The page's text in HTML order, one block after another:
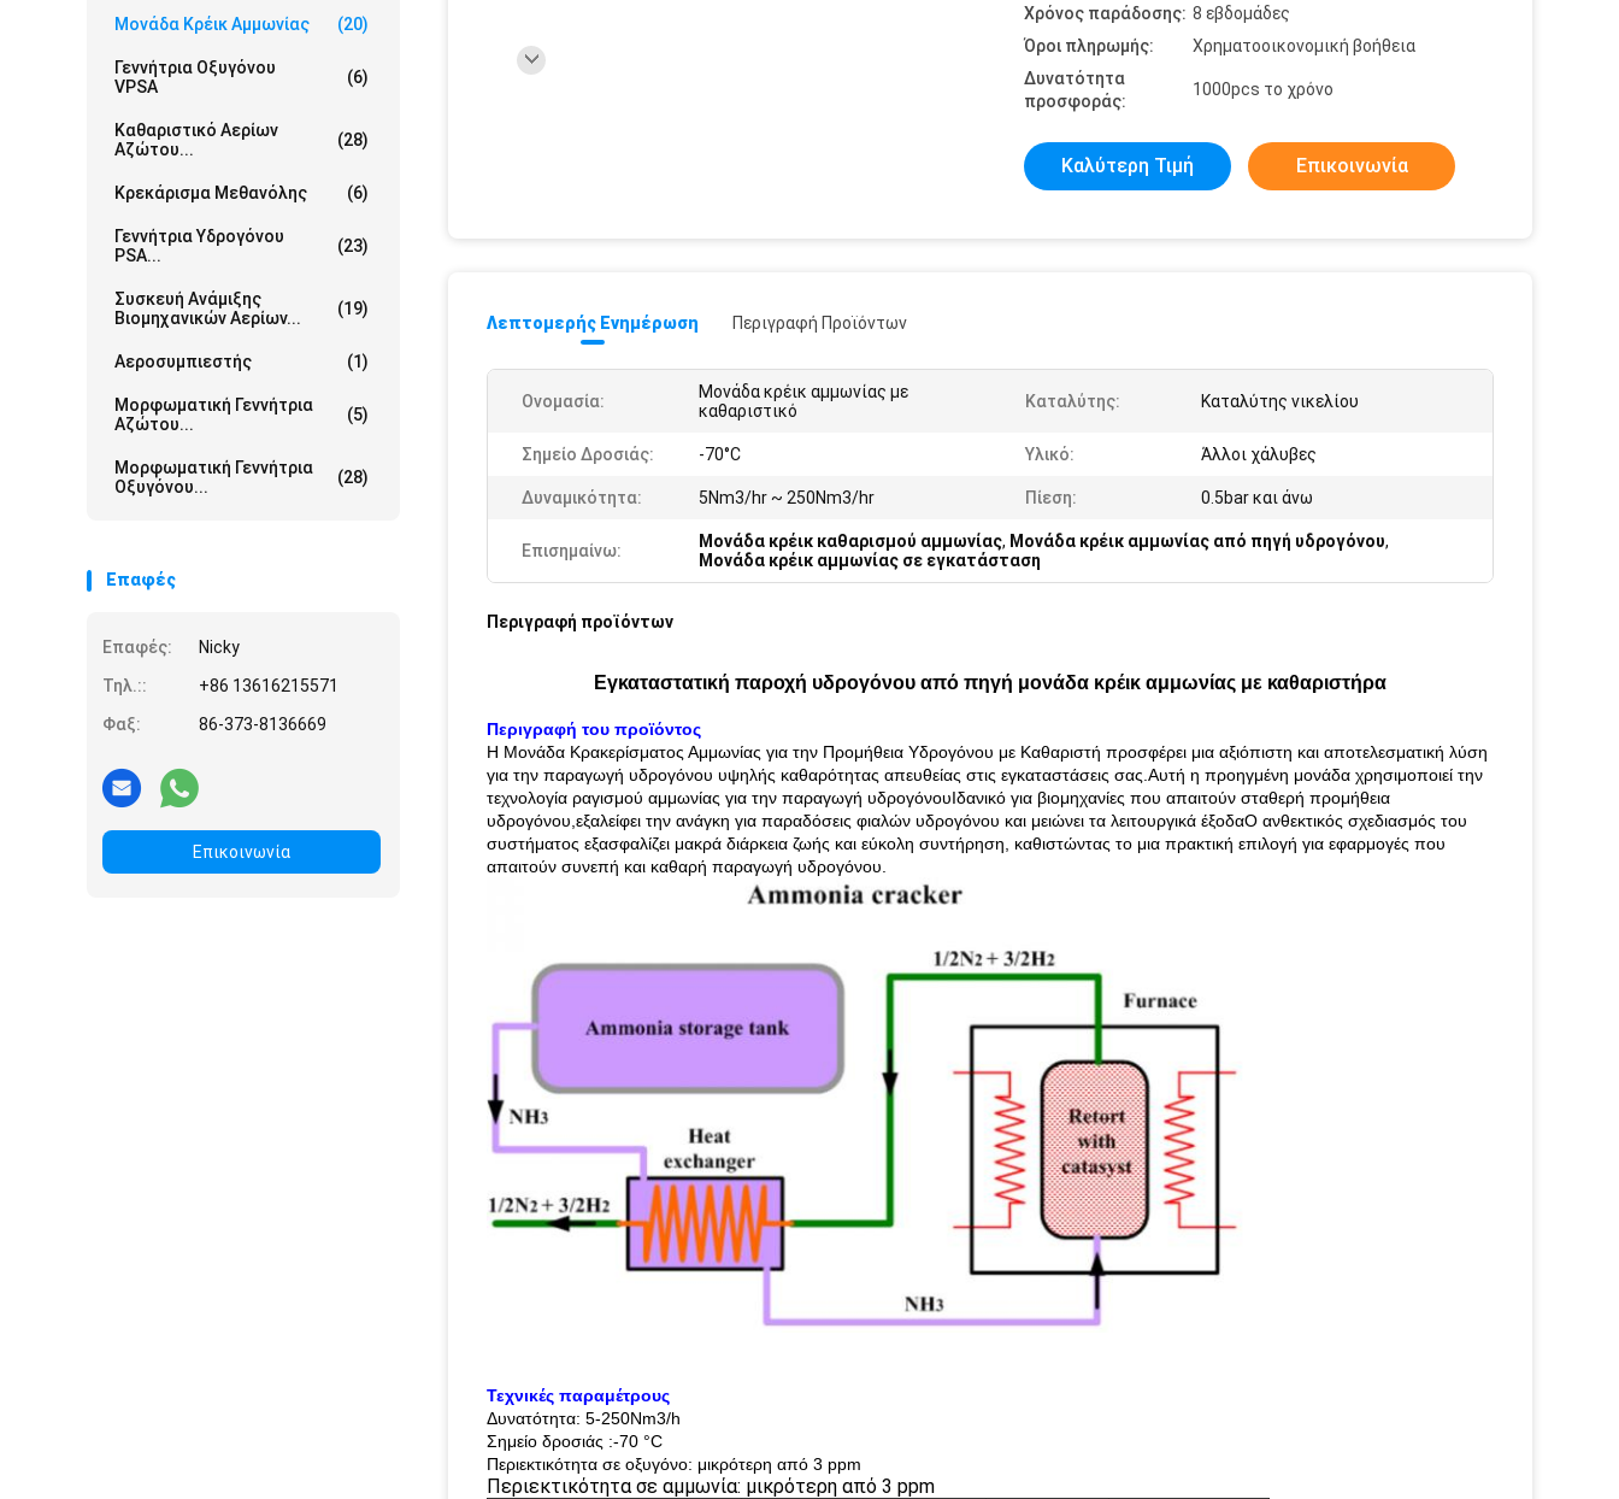
Μονάδα Κρέικ Αμμωνίας (20)
Γεννήτρια Οξυγόνου
VPSA
(6)
Καθαριστικό Αερίων
Αζώτου...
(28)
Κρεκάρισμα Μεθανόλης (6)
Γεννήτρια Υδρογόνου
PSA...
(23)
Συσκευή Ανάμιξης
Βιομηχανικών Αερίων...
(19)
Αεροσυμπιεστής (1)
Μορφωματική Γεννήτρια
Αζώτου...
(5)
Μορφωματική Γεννήτρια
Οξυγόνου...
(28)
Επαφές
Επαφές:
Nicky
Τηλ.::
+86 13616215571
Φαξ:
86-373-8136669
Επικοινωνία
Χρόνος παράδοσης: 8 εβδομάδες
Όροι πληρωμής:
Χρηματοοικονομική βοήθεια
Δυνατότητα
προσφοράς:
1000pcs το χρόνο
Καλύτερη Τιμή Επικοινωνία
Λεπτομερής Ενημέρωση Περιγραφή Προϊόντων
Ονομασία:
Μονάδα κρέικ αμμωνίας με
καθαριστικό
Καταλύτης: Καταλύτης νικελίου
Σημείο Δροσιάς: -70°C Υλικό: Άλλοι χάλυβες
Δυναμικότητα: 5Nm3/hr ~ 250Nm3/hr Πίεση: 0.5bar και άνω
Επισημαίνω: Μονάδα κρέικ καθαρισμού αμμωνίας, Μονάδα κρέικ αμμωνίας από πηγή υδρογόνου,
Μονάδα κρέικ αμμωνίας σε εγκατάσταση
Περιγραφή προϊόντων
Εγκαταστατική παροχή υδρογόνου από πηγή μονάδα κρέικ αμμωνίας με καθαριστήρα
Περιγραφή του προϊόντος
Η Μονάδα Κρακερίσματος Αμμωνίας για την Προμήθεια Υδρογόνου με Καθαριστή προσφέρει μια αξιόπιστη και αποτελεσματική λύση
για την παραγωγή υδρογόνου υψηλής καθαρότητας απευθείας στις εγκαταστάσεις σας.Αυτή η προηγμένη μονάδα χρησιμοποιεί την
τεχνολογία ραγισμού αμμωνίας για την παραγωγή υδρογόνουΙδανικό για βιομηχανίες που απαιτούν σταθερή προμήθεια
υδρογόνου,εξαλείφει την ανάγκη για παραδόσεις φιαλών υδρογόνου και μειώνει τα λειτουργικά έξοδαΟ ανθεκτικός σχεδιασμός του
συστήματος εξασφαλίζει μακρά διάρκεια ζωής και εύκολη συντήρηση, καθιστώντας το μια πρακτική επιλογή για εφαρμογές που
απαιτούν συνεπή και καθαρή παραγωγή υδρογόνου.
Τεχνικές παραμέτρους
Δυνατότητα: 5-250Nm3/h
Σημείο δροσιάς :-70 °C
Περιεκτικότητα σε οξυγόνο: μικρότερη από 3 ppm
Περιεκτικότητα σε αμμωνία: μικρότερη από 3 ppm